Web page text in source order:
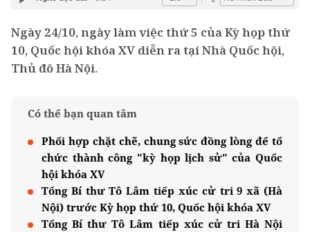
Ngày 24/10, ngày làm việc thứ 5 của Kỳ họp thứ
10, Quốc hội khóa XV diễn ra tại Nhà Quốc hội,
Thủ đô Hà Nội.
Có thể bạn quan tâm
Phối hợp chặt chẽ, chung sức đồng lòng để tổ
chức thành công "kỳ họp lịch sử" của Quốc
hội khóa XV
Tổng Bí thư Tô Lâm tiếp xúc cử tri 9 xã (Hà
Nội) trước Kỳ họp thứ 10, Quốc hội khóa XV
Tổng Bí thư Tô Lâm tiếp xúc cử tri Hà Nội